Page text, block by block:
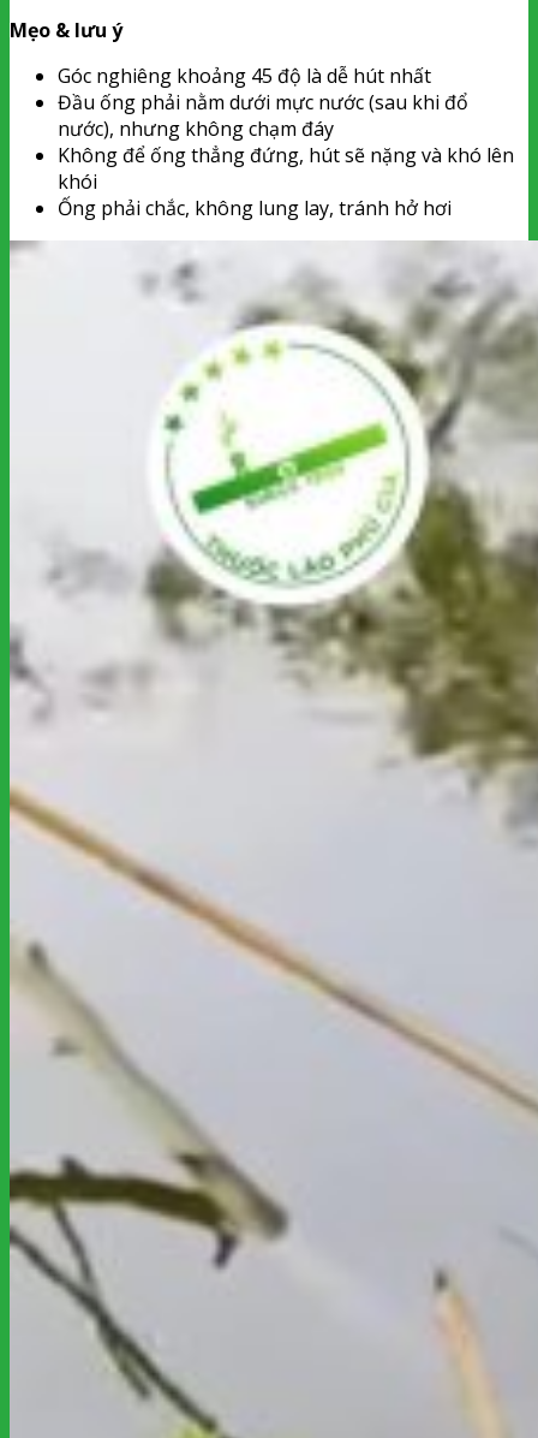
Mẹo & lưu ý
Góc nghiêng khoảng 45 độ là dễ hút nhất
Đầu ống phải nằm dưới mực nước (sau khi đổ
nước), nhưng không chạm đáy
Không để ống thẳng đứng, hút sẽ nặng và khó lên
khói
Ống phải chắc, không lung lay, tránh hở hơi